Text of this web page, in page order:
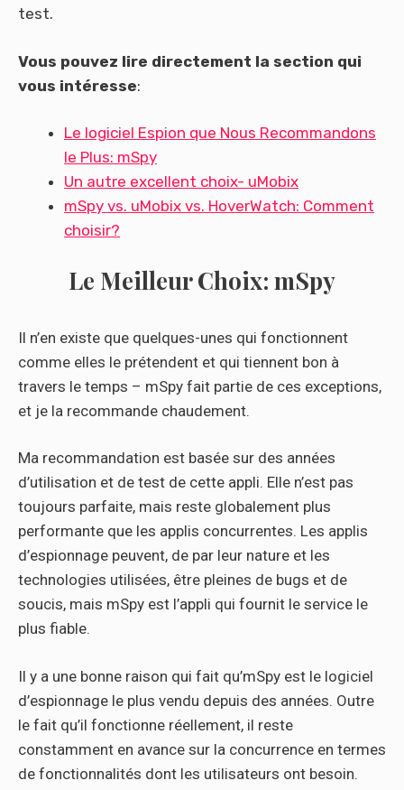
test.
Vous pouvez lire directement la section qui
vous intéresse:
Le logiciel Espion que Nous Recommandons
le Plus: mSpy
Un autre excellent choix- uMobix
mSpy vs. uMobix vs. HoverWatch: Comment
choisir?
Le Meilleur Choix: mSpy
Il n’en existe que quelques-unes qui fonctionnent
comme elles le prétendent et qui tiennent bon à
travers le temps – mSpy fait partie de ces exceptions,
et je la recommande chaudement.
Ma recommandation est basée sur des années
d’utilisation et de test de cette appli. Elle n’est pas
toujours parfaite, mais reste globalement plus
performante que les applis concurrentes. Les applis
d’espionnage peuvent, de par leur nature et les
technologies utilisées, être pleines de bugs et de
soucis, mais mSpy est l’appli qui fournit le service le
plus fiable.
Il y a une bonne raison qui fait qu’mSpy est le logiciel
d’espionnage le plus vendu depuis des années. Outre
le fait qu’il fonctionne réellement, il reste
constamment en avance sur la concurrence en termes
de fonctionnalités dont les utilisateurs ont besoin.